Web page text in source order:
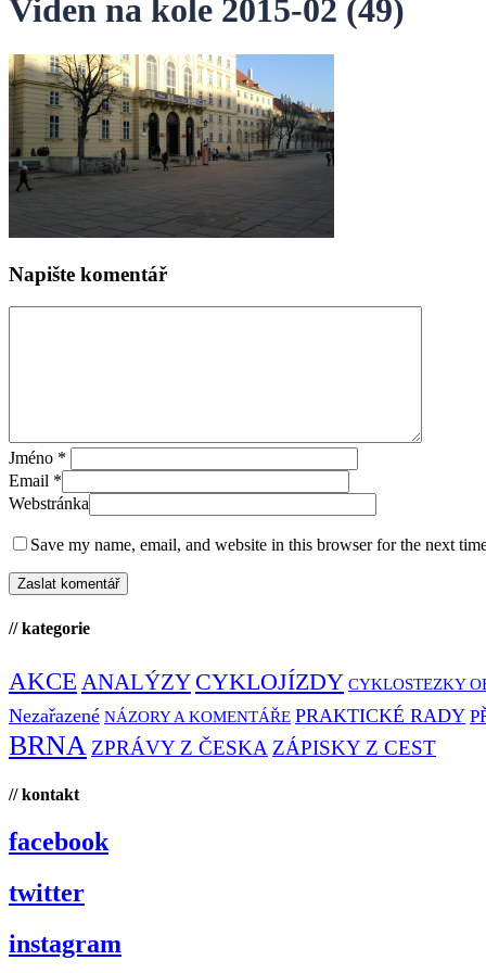
Viden na kole 2015-02 (49)
Napište komentář
Jméno *
Email *
Webstránka
Save my name, email, and website in this browser for the next
// kategorie
AKCE ANALÝZY CYKLOJÍZDY CYKLOSTEZKY
Nezařazené NÁZORY A KOMENTÁŘE PRAKTICKÉ RADY
BRNA ZPRÁVY Z ČESKA ZÁPISKY Z CEST
// kontakt
facebook
twitter
instagram